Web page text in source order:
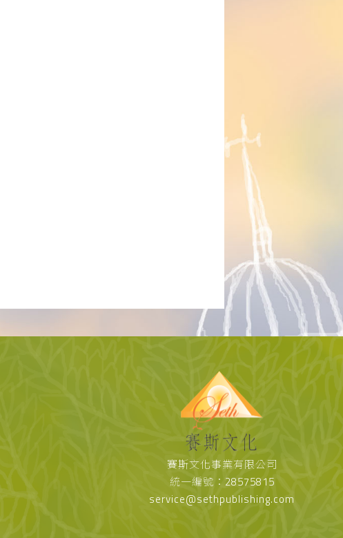
賽斯文化事業有限公司
統一編號：28575815
service@sethpublishing.com